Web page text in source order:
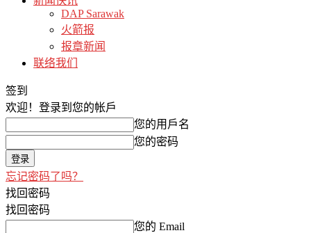
DAP Sarawak
火箭报
报章新闻
联络我们
签到
欢迎！ 登录到您的帐戶
您的用戶名
您的密码
忘记密码了吗？
找回密码
找回密码
您的 Email